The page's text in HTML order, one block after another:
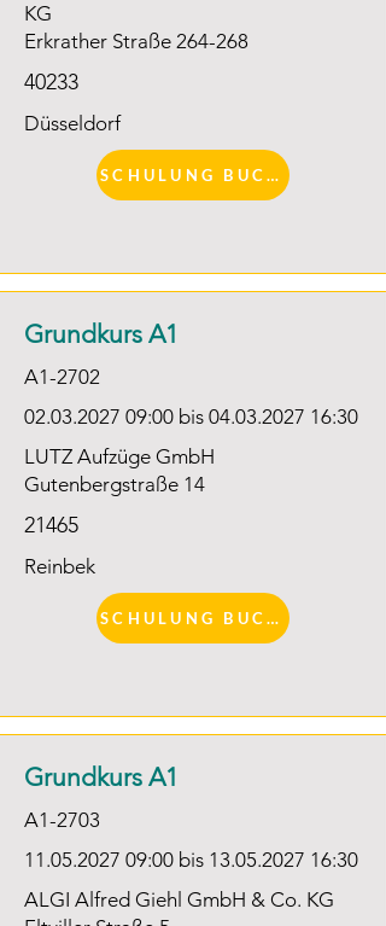
KG
Erkrather Straße 264-268
40233
Düsseldorf
SCHULUNG BUCHEN
Grundkurs A1
A1-2702
02.03.2027 09:00 bis 04.03.2027 16:30
LUTZ Aufzüge GmbH
Gutenbergstraße 14
21465
Reinbek
SCHULUNG BUCHEN
Grundkurs A1
A1-2703
11.05.2027 09:00 bis 13.05.2027 16:30
ALGI Alfred Giehl GmbH & Co. KG